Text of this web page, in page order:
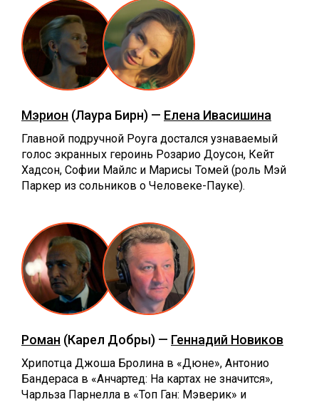
Мэрион (Лаура Бирн) — Елена Ивасишина
Главной подручной Роуга достался узнаваемый
голос экранных героинь Розарио Доусон, Кейт
Хадсон, Софии Майлс и Марисы Томей (роль Мэй
Паркер из сольников о Человеке-Пауке).
Роман (Карел Добры) — Геннадий Новиков
Хрипотца Джоша Бролина в «Дюне», Антонио
Бандераса в «Анчартед: На картах не значится»,
Чарльза Парнелла в «Топ Ган: Мэверик» и